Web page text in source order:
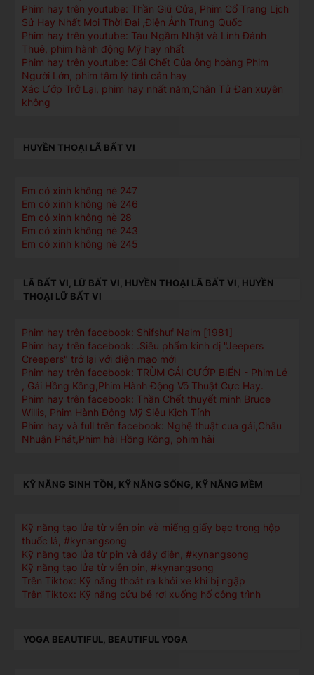
Phim hay trên youtube: Thần Giữ Cửa, Phim Cổ Trang Lịch
Sử Hay Nhất Mọi Thời Đại ,Điện Ảnh Trung Quốc
Phim hay trên youtube: Tàu Ngầm Nhật và Lính Đánh
Thuê, phim hành động Mỹ hay nhất
Phim hay trên youtube: Cái Chết Của ông hoàng Phim
Người Lớn, phim tâm lý tình cản hay
Xác Ướp Trở Lại, phim hay nhất năm,Chân Tử Đan xuyên
không
HUYỀN THOẠI LÃ BẤT VI
Em có xinh không nè 247
Em có xinh không nè 246
Em có xinh không nè 28
Em có xinh không nè 243
Em có xinh không nè 245
LÃ BẤT VI, LỮ BẤT VI, HUYỀN THOẠI LÃ BẤT VI, HUYỀN
THOẠI LỮ BẤT VI
Phim hay trên facebook: Shifshuf Naim [1981]
Phim hay trên facebook: .Siêu phẩm kinh dị "Jeepers
Creepers" trở lại với diện mạo mới
Phim hay trên facebook: TRÙM GÁI CƯỚP BIỂN - Phim Lẻ
, Gái Hồng Kông,Phim Hành Động Võ Thuật Cực Hay.
Phim hay trên facebook: Thần Chết thuyết minh Bruce
Willis, Phim Hành Động Mỹ Siêu Kịch Tính
Phim hay và full trên facebook: Nghệ thuật cua gái,Châu
Nhuận Phát,Phim hài Hồng Kông, phim hài
KỸ NĂNG SINH TỒN, KỸ NĂNG SỐNG, KỸ NĂNG MỀM
Kỹ năng tạo lửa từ viên pin và miếng giấy bạc trong hộp
thuốc lá, #kynangsong
Kỹ năng tạo lửa từ pin và dây điện, #kynangsong
Kỹ năng tạo lửa từ viên pin, #kynangsong
Trên Tiktox: Kỹ năng thoát ra khỏi xe khi bị ngập
Trên Tiktox: Kỹ năng cứu bé rơi xuống hố công trình
YOGA BEAUTIFUL, BEAUTIFUL YOGA